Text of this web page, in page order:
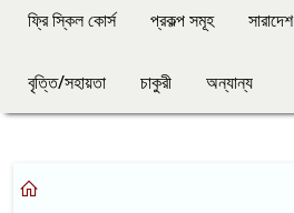
ফ্রি স্কিল কোর্স প্রকল্প সমূহ সারাদেশ
বৃত্তি/সহায়তা চাকুরী অন্যান্য